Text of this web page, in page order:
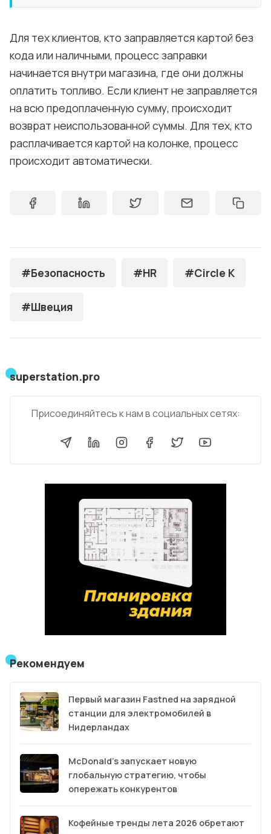
Для тех клиентов, кто заправляется картой без
кода или наличными, процесс заправки
начинается внутри магазина, где они должны
оплатить топливо. Если клиент не заправляется
на всю предоплаченную сумму, происходит
возврат неиспользованной суммы. Для тех, кто
расплачивается картой на колонке, процесс
происходит автоматически.
#Безопасность #HR #Circle K
#Швеция
superstation.pro
Присоединяйтесь к нам в социальных сетях:
Рекомендуем
Первый магазин Fastned на зарядной
станции для электромобилей в
Нидерландах
McDonald’s запускает новую
глобальную стратегию, чтобы
опережать конкурентов
Кофейные тренды лета 2026 обретают